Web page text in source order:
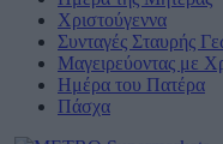
Χριστούγεννα
Συνταγές Σταυρής
Μαγειρεύοντας με
Ημέρα του Πατέρα
Πάσχα